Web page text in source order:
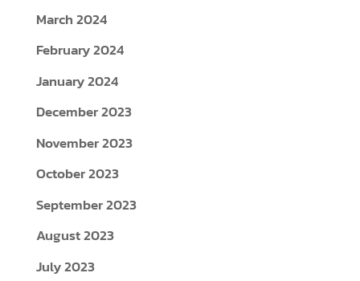
March 2024
February 2024
January 2024
December 2023
November 2023
October 2023
September 2023
August 2023
July 2023